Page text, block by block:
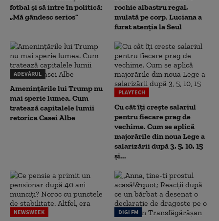
fotbal și să intre în politică:
„Mă gândesc serios”
rochie albastru regal,
mulată pe corp. Luciana a
furat atenția la Seul
ADEVĂRUL
Amenințările lui Trump nu
mai sperie lumea. Cum
tratează capitalele lumii
retorica Casei Albe
PLAYTECH
Cu cât îți crește salariul
pentru fiecare prag de
vechime. Cum se aplică
majorările din noua Lege a
salarizării după 3, 5, 10, 15
și...
NEWSWEEK DIGI FM